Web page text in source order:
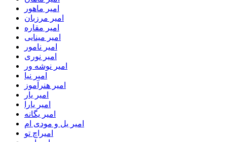
امیر ماهور
امیر مرزبان
امیر مقاره
امیر مینایی
امیر نامور
امیر نوری
امیر نوشه ور
امیر نیا
امیر هنرآموز
امیر یار
امیر یارا
امیر یگانه
امیر یل و مودی ام
امیراچ تو